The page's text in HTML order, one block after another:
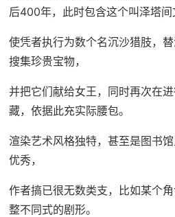
后400年，此时包含这个叫泽塔间
使凭者执行为数个名沉沙猎肢，
搜集珍贵宝物，
并把它们献给女王，同时再次在
藏，依据此充实际腰包。
渲染艺术风格独特，甚至是图书
优秀，
作者搞已很无数类支，比如某个
整不同式的剧形。